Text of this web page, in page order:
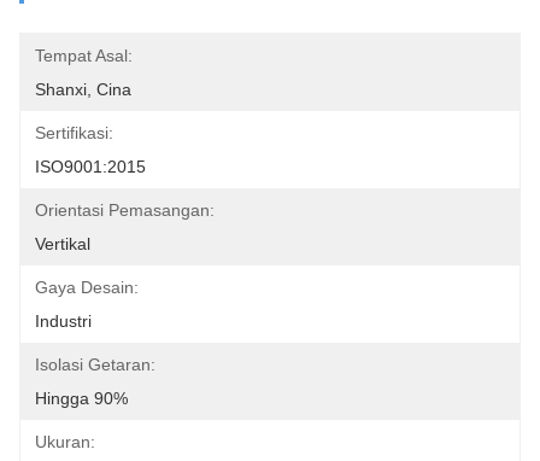
Tempat Asal:
Shanxi, Cina
Sertifikasi:
ISO9001:2015
Orientasi Pemasangan:
Vertikal
Gaya Desain:
Industri
Isolasi Getaran:
Hingga 90%
Ukuran: